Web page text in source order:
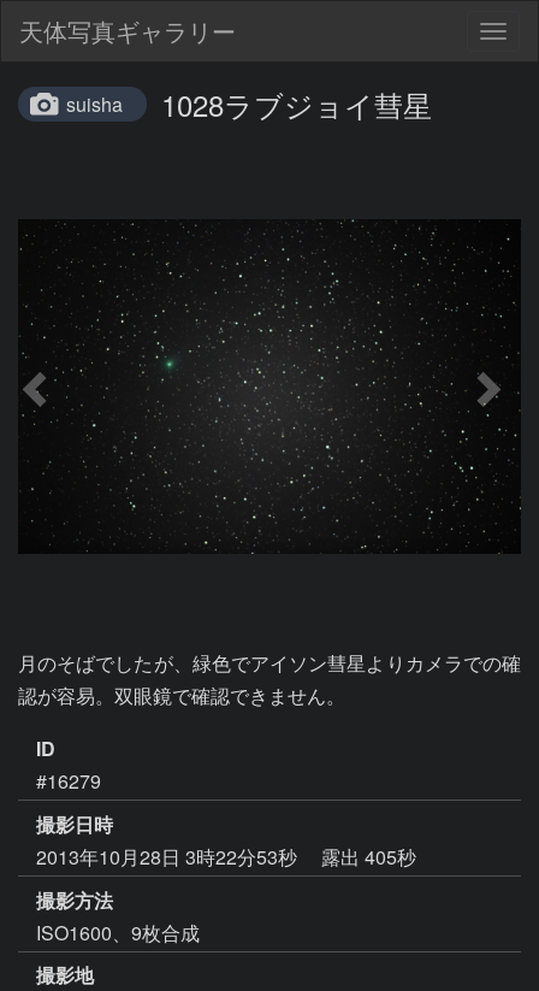
天体写真ギャラリー
suisha 1028ラブジョイ彗星
月のそばでしたが、緑色でアイソン彗星よりカメラでの確
認が容易。双眼鏡で確認できません。
ID
#16279
撮影日時
2013年10月28日 3時22分53秒
露出 405秒
撮影方法
ISO1600、9枚合成
撮影地